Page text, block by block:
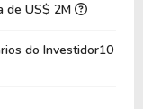
de US$ 2M
do Investidor10